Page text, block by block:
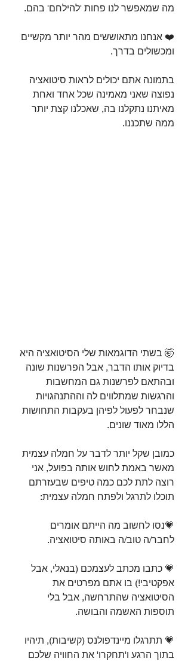
מה שמאפשר לנו פחות 'להילחם' בהם.⁣
❤️ אנחנו מתאוששים מהר יותר מקשיים
ומכשולים בדרך.⁣
בתמונה אתם יכולים לראות סיטואציה
נפוצה שאני מאמינה שכל אחד ואחת
מאיתנו נתקלנו בה, שאכלנו קצת יותר
ממה שתכננו.⁣
🤯 בשתי הדוגמאות שלי הסיטואציה היא
בדיוק אותו הדבר, אבל הפרשנות שונה
ובהתאם לפרשנות גם המחשבות
והרגשות שמתלווים לה וההתנהגויות
שנבחר לפעול לפיהן בעקבות התחושות
הללו מאוד שונים.⁣
כמובן שקל יותר לדבר על חמלה עצמית
מאשר באמת לחוש אותה בפועל, אני
רוצה לתת לכם כמה טיפים שבעזרתם
תוכלו לתרגל ולפתח חמלה עצמית:⁣
💗נסו לחשוב מה הייתם אומרים
לחבר/ה טוב/ה באותה סיטואציה.⁣
💗 כתבו מכתב לעצמכם (בנאלי, אבל
אפקטיבי!) בו אתם מפרטים את
הסיטואציה שהתרחשה, אבל בלי
תוספות האשמה והבושה.⁣
💗 תתרגלו מיינדפולנס (קשיבות), תיהיו
בתוך הרגע ו'תחקרו' את החוויה שלכם